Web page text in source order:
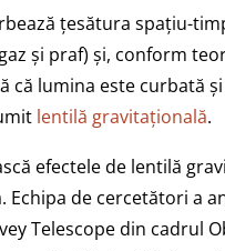
țesătura spațiu-
și praf) și, conform
că lumina este curbată
lentilă gravitațională.
efectele de lentilă
de cercetători a
Telescope din cadrul